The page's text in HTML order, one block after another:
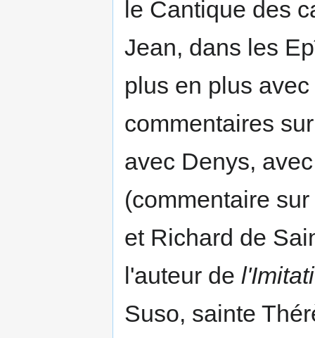
le Cantique des
Jean, dans les
plus en plus
commentaires
avec Denys,
(commentaire
et Richard de
l'auteur de
Suso, sainte